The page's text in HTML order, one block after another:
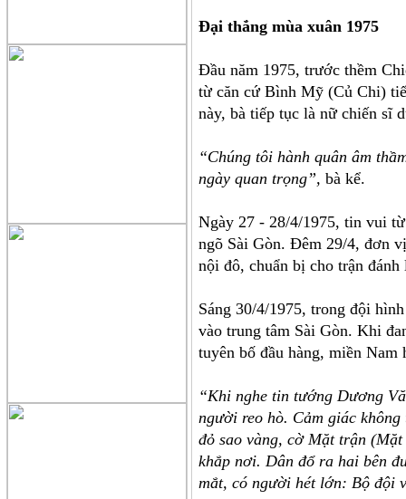
Đại thắng mùa xuân 1975
Đầu năm 1975, trước thềm
từ căn cứ Bình Mỹ (Củ Chi)
này, bà tiếp tục là nữ chiến sĩ
“Chúng tôi hành quân âm
ngày quan trọng”, bà kể.
Ngày 27 - 28/4/1975, tin vui
ngõ Sài Gòn. Đêm 29/4, đơn
nội đô, chuẩn bị cho trận đánh
Sáng 30/4/1975, trong đội
vào trung tâm Sài Gòn. Khi
tuyên bố đầu hàng, miền Nam
“Khi nghe tin tướng Dương
người reo hò. Cảm giác
đỏ sao vàng, cờ Mặt trận
khắp nơi. Dân đổ ra hai bên
mắt, có người hét lớn: Bộ đội